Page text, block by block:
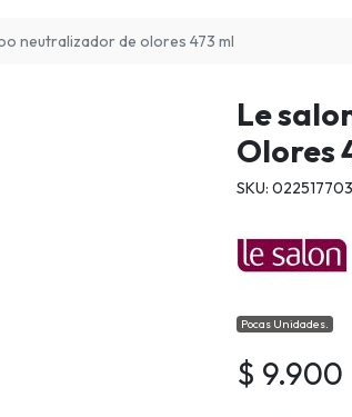
neutralizador de olores 473 ml
Le
Olores
SKU:
Pocas Unidades.
$ 9.900